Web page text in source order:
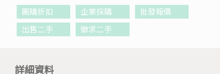
團購折扣 企業採購
批發報價
出售二手
徵求二手
詳細資料